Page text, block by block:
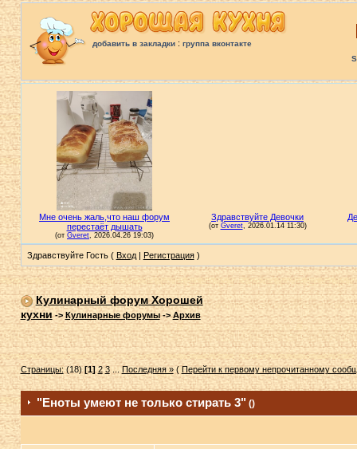
добавить в закладки: группа вконтакте
Здравствуйте Гость ( Вход| Регистрация)
Кулинарный форум Хорошей
кухни->Кулинарные форумы->Архив
Страницы:(18)[1] 2 3...Последняя »(Перейти к первому непрочитанному
"Еноты умеют не только стирать 3" ()